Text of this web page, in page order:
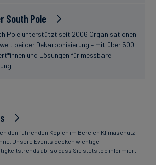
South Pole
Pole unterstützt seit 2006 Organisationen
bei der Dekarbonisierung – mit über 500
und Lösungen für messbare
den führenden Köpfen im Bereich Klimaschutz
Unsere Events decken wichtige
ab, so dass Sie stets top informiert